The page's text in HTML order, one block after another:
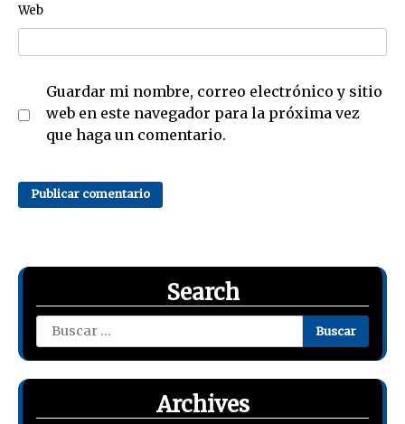
Web
Guardar mi nombre, correo electrónico y sitio
web en este navegador para la próxima vez
que haga un comentario.
Search
Buscar:
Archives